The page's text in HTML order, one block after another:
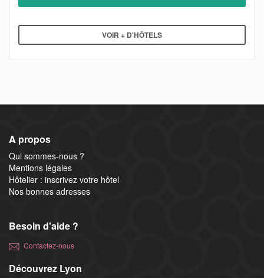
VOIR + D'HÔTELS
A propos
Qui sommes-nous ?
Mentions légales
Hôtelier : inscrivez votre hôtel
Nos bonnes adresses
Besoin d'aide ?
Contactez-nous
Découvrez Lyon